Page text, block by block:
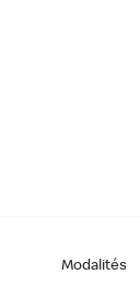
Modalités